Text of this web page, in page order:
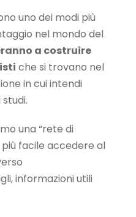
uno dei modi più
nel mondo del
a costruire
che si trovano nel
in cui intendi
una “rete di
facile accedere al
informazioni utili